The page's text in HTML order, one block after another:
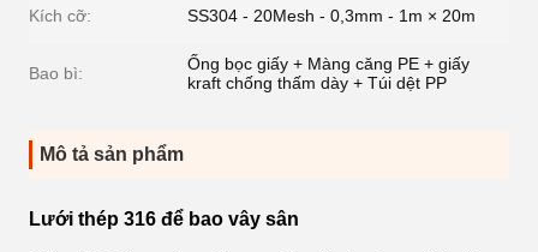
Kích cỡ: SS304 - 20Mesh - 0,3mm - 1m × 20m
Bao bì:
Ống bọc giấy + Màng căng PE + giấy
kraft chống thấm dày + Túi dệt PP
Mô tả sản phẩm
Lưới thép 316 để bao vây sân